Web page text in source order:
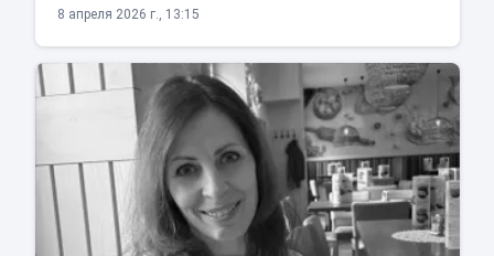
8 апреля 2026 г., 13:15